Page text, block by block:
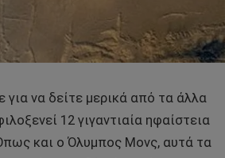
να δείτε μερικά από τα άλλα
12 γιγαντιαία ηφαίστεια
και ο Όλυμπος Μονς, αυτά τα